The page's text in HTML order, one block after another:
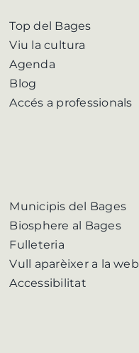
Top del Bages
Viu la cultura
Agenda
Blog
Accés a professionals
Municipis del Bages
Biosphere al Bages
Fulleteria
Vull aparèixer a la web
Accessibilitat